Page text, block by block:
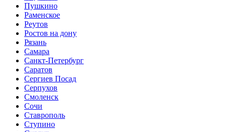
Пушкино
Раменское
Реутов
Ростов на дону
Рязань
Самара
Санкт-Петербург
Саратов
Сергиев Посад
Серпухов
Смоленск
Сочи
Ставрополь
Ступино